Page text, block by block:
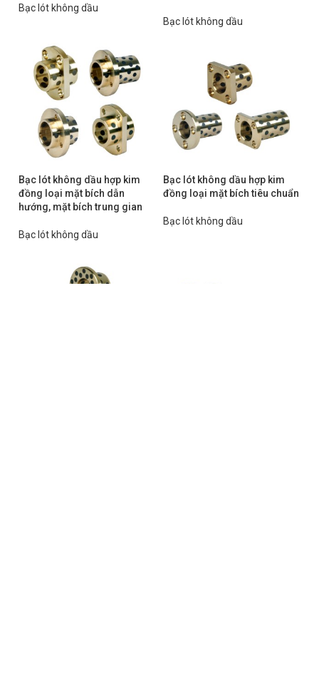
Bạc lót không dầu
Bạc lót không dầu
Bạc lót không dầu hợp kim
đồng loại mặt bích dẫn
hướng, mặt bích trung gian
Bạc lót không dầu
Bạc lót không dầu hợp kim
đồng loại mặt bích tiêu chuẩn
Bạc lót không dầu